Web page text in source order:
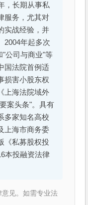
，长期从事私
服务，尤其对
实战经验，并
2004年起多次
"公司与商业"等
国法院首例适
损害小股东权
上海法院域外
案头条"。具有
多家知名高校
上海市商务委
《私募股权投
本投融资法律
见。如需专业法